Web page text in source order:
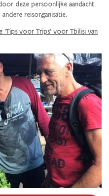
deze persoonlijke aandacht
reisorganisatie.
'Tips voor Trips' voor Tbilisi van